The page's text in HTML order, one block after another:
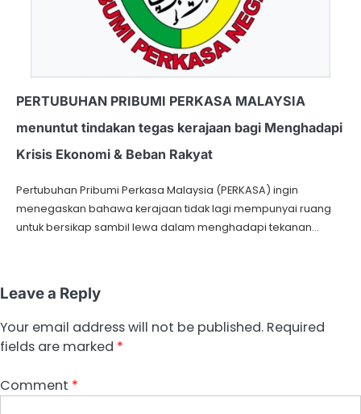
PERTUBUHAN PRIBUMI PERKASA MALAYSIA
menuntut tindakan tegas kerajaan bagi Menghadapi
Krisis Ekonomi & Beban Rakyat
Pertubuhan Pribumi Perkasa Malaysia (PERKASA) ingin
menegaskan bahawa kerajaan tidak lagi mempunyai ruang
untuk bersikap sambil lewa dalam menghadapi tekanan…
Leave a Reply
Your email address will not be published. Required
fields are marked *
Comment *